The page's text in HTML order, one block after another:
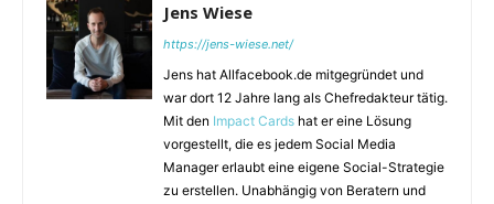
Jens Wiese
https://jens-wiese.net/
Jens hat Allfacebook.de mitgegründet und
war dort 12 Jahre lang als Chefredakteur tätig.
Mit den Impact Cards hat er eine Lösung
vorgestellt, die es jedem Social Media
Manager erlaubt eine eigene Social-Strategie
zu erstellen. Unabhängig von Beratern und